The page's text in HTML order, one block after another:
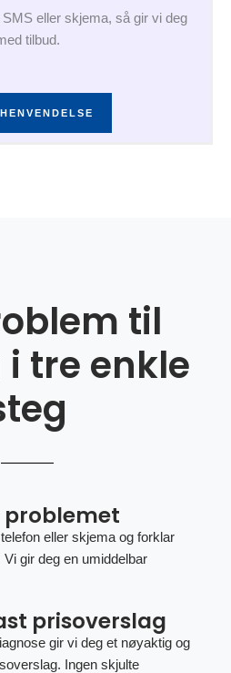
eller skjema, så gir vi deg
tilbud.
til
tre enkle
problemet
eller skjema og forklar
Vi gir deg en umiddelbar
prisoverslag
gir vi deg et nøyaktig og
Ingen skjulte